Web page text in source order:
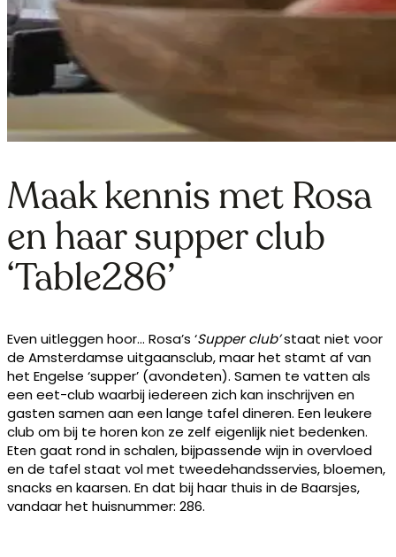
Maak kennis met Rosa
en haar supper club
‘Table286’
Even uitleggen hoor… Rosa’s ‘Supper club’staat niet voor
de Amsterdamse uitgaansclub, maar het stamt af van
het Engelse ‘supper’ (avondeten). Samen te vatten als
een eet-club waarbij iedereen zich kan inschrijven en
gasten samen aan een lange tafel dineren. Een leukere
club om bij te horen kon ze zelf eigenlijk niet bedenken.
Eten gaat rond in schalen, bijpassende wijn in overvloed
en de tafel staat vol met tweedehandsservies, bloemen,
snacks en kaarsen. En dat bij haar thuis in de Baarsjes,
vandaar het huisnummer: 286.